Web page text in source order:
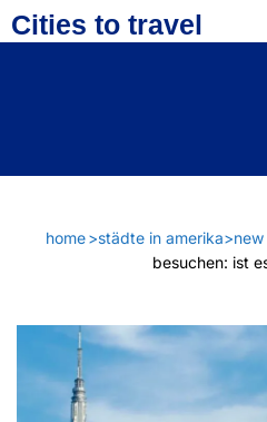
Cities to travel
home>städte in amerika>
besuchen: ist